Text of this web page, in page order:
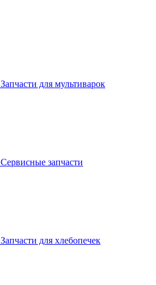
Запчасти для мультиварок
Сервисные запчасти
Запчасти для хлебопечек